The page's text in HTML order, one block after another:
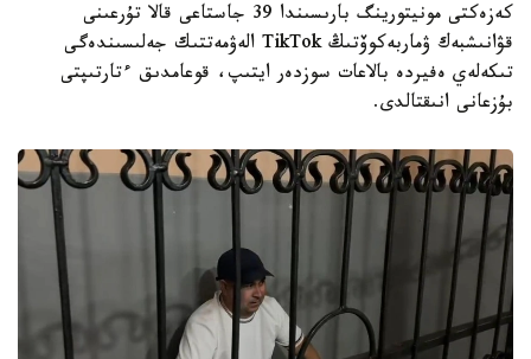
كەزەكتى مونيتورينگ بارىسىندا 39 جاستاعى قالا تۇرعىنى
قۋانىشبەك ۋماربەكوۆتىڭ TikTok الەۋمەتتىك جەلىسىندەگى
تىكەلەي ەفيردە بالاعات سوزدەر ايتىپ، قوعامدىق ءتارتىپتى
بۇزعانى انىقتالدى.